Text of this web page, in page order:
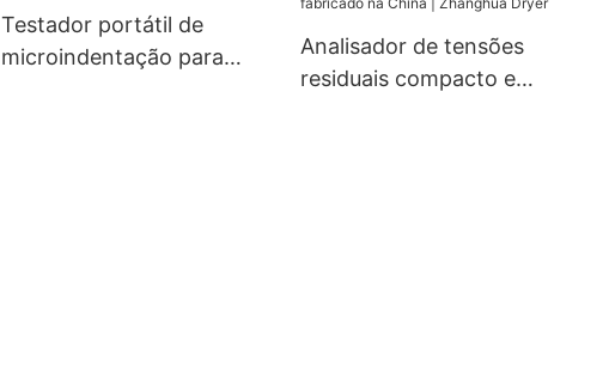
Testador portátil de
microindentação para
Analisador de tensões
residuais compacto e